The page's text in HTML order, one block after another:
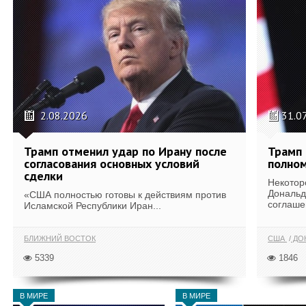
2.08.2026
Трамп отменил удар по Ирану после
согласования основных условий
сделки
«США полностью готовы к действиям против
Исламской Республики Иран...
БЛИЖНИЙ ВОСТОК
5339
Трамп
США
1846
В МИРЕ В МИРЕ